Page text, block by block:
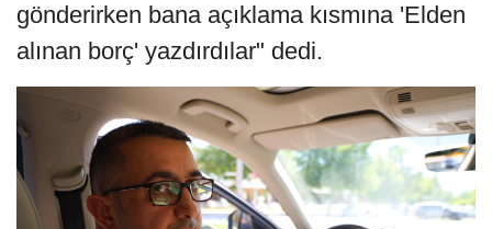
gönderirken bana açıklama kısmına 'Elden
alınan borç' yazdırdılar" dedi.